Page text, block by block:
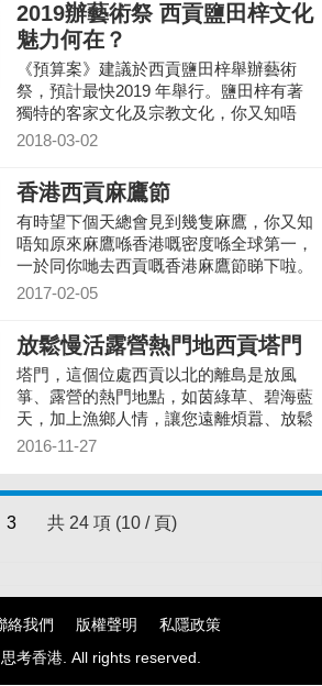
2019辦藝術祭 西貢鹽田梓文化
魅力何在？
《預算案》建議於西貢鹽田梓舉辦藝術
祭，預計最快2019 年舉行。鹽田梓有著
獨特的客家文化及宗教文化，你又知唔
知？
2018-03-02
香港西貢麻鷹節
有時望下個天總會見到幾隻麻鷹，你又知
唔知原來麻鷹喺香港嘅密度喺全球第一，
一於同你哋去西貢嘅香港麻鷹節睇下啦。
2017-02-05
放鬆慢活露營熱門地西貢塔門
塔門，這個位處西貢以北的離島是放風
箏、露營的熱門地點，如茵綠草、碧海藍
天，加上漁鄉人情，讓您遠離煩囂、放鬆
慢活。一齊走返轉！ 點去？
2016-11-27
3 共 24 項 (10 / 頁)
絡我們 版權聲明
私隱政策
考香港. All rights reserved.